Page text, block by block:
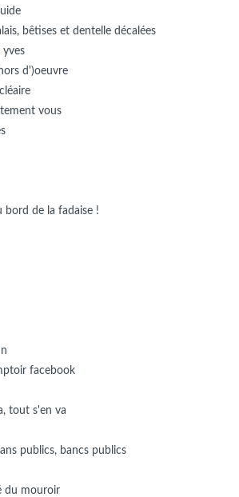
bêtises et dentelle décalées
d')oeuvre
vous
bord de la fadaise !
facebook
tout s'en va
publics, bancs publics
du mouroir